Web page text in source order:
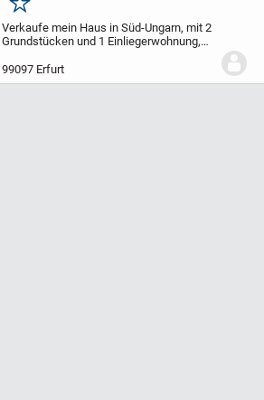
Merken
Verkaufe mein Haus in Süd-Ungarn, mit 2
Grundstücken und 1 Einliegerwohnung,
Grundstück 3 km von der Stadt 7700
Mohac´s entfernt. Es verfügt über 7
99097 Erfurt